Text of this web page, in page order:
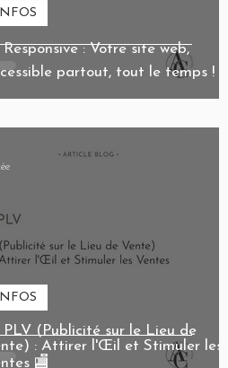
Responsive : Votre site web,
partout, tout le temps ! 📱
PLV (Publicité sur le Lieu de
: Attirer l'Œil et Stimuler les
🏬